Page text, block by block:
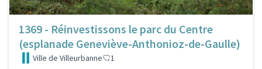
1369 - Réinvestissons le parc du Centre
(esplanade Geneviève-Anthonioz-de-Gaulle)
Ville de Villeurbanne 1